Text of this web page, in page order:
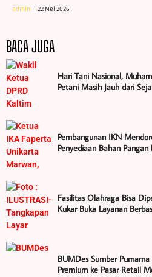
admin 22 Mei 2026
BACA JUGA
Hari Tani Nasional,
Petani Masih Jauh dari
Pembangunan IKN
Penyediaan Bahan
Fasilitas Olahraga Bisa
Kukar Buka Layanan
BUMDes Sumber
Premium ke Pasar Retail